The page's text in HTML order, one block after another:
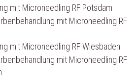
mit Microneedling RF Potsdam
mit Microneedling RF
mit Microneedling RF Wiesbaden
mit Microneedling RF